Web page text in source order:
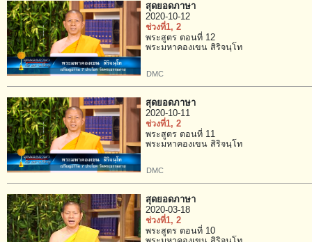
สุดยอดภาษา
2020-10-12
ช่วงที่1, 2
พระสูตร ตอนที่ 12
พระมหาคองเขน สิริจนฺโท
DMC
สุดยอดภาษา
2020-10-11
ช่วงที่1, 2
พระสูตร ตอนที่ 11
พระมหาคองเขน สิริจนฺโท
DMC
สุดยอดภาษา
2020-03-18
ช่วงที่1, 2
พระสูตร ตอนที่ 10